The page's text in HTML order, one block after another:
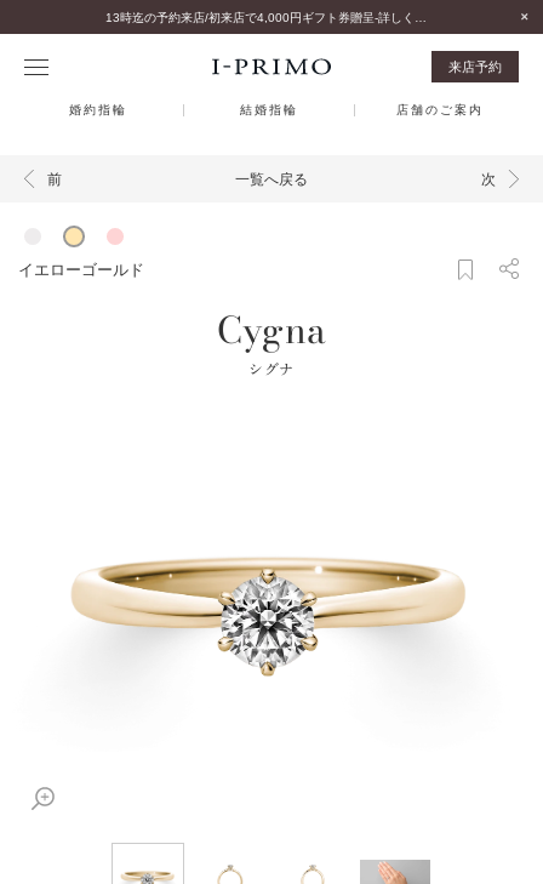
来店予約
婚約指輪 結婚指輪 店舗のご案内
前 一覧へ戻る 次
イエローゴールド
Cygna
シグナ